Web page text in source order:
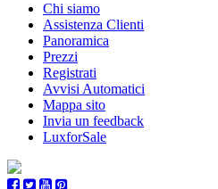
Chi siamo
Assistenza Clienti
Panoramica
Prezzi
Registrati
Avvisi Automatici
Mappa sito
Invia un feedback
LuxforSale